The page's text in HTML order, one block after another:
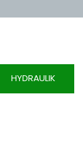
HYDRAULIK